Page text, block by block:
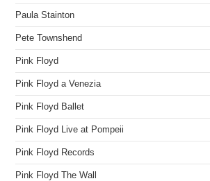
Paula Stainton
Pete Townshend
Pink Floyd
Pink Floyd a Venezia
Pink Floyd Ballet
Pink Floyd Live at Pompeii
Pink Floyd Records
Pink Floyd The Wall